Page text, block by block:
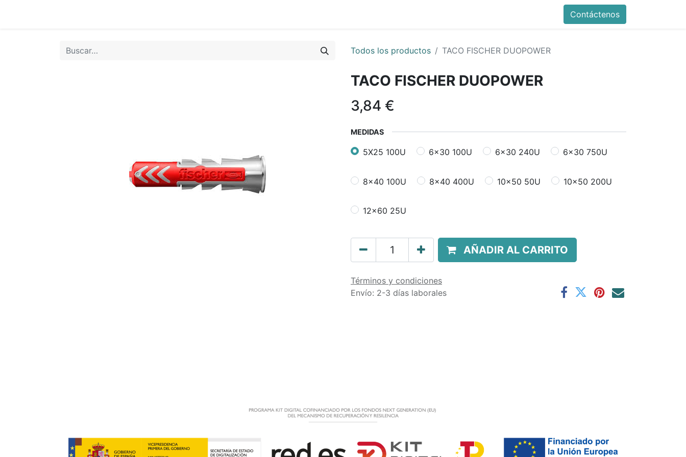
Contáctenos
Todos los productos TACO FISCHER DUOPOWER
TACO FISCHER DUOPOWER
3,84 €
MEDIDAS
5X25 100U 6x30 100U 6x30 240U 6x30 750U
8x40 100U 8x40 400U 10x50 50U 10x50 200U
12x60 25U
AÑADIR AL CARRITO
Términos y condiciones
Envío: 2-3 días laborales